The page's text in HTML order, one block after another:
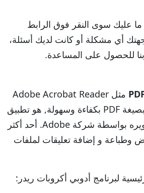
عليك سوى النقر فوق الرابط
أي مشكلة أو كانت لديك أسئلة،
بنا للحصول على المساعدة.
مثل Adobe Acrobat Reader
لفتح وقراءة الملفات بصيغة PDF بكفاءة وسهولة, هو تطبيق
برمجي مجاني تم تطويره بواسطة شركة Adobe. أحد أكثر
وطباعة و إضافة تعليقات لملفات
لبرنامج أدوبي أكروبات ريدر: